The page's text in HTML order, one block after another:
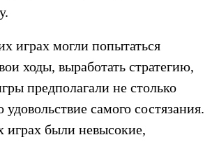
играх могли попытаться
ходы, выработать стратегию,
предполагали не столько
удовольствие самого состязания.
играх были невысокие,